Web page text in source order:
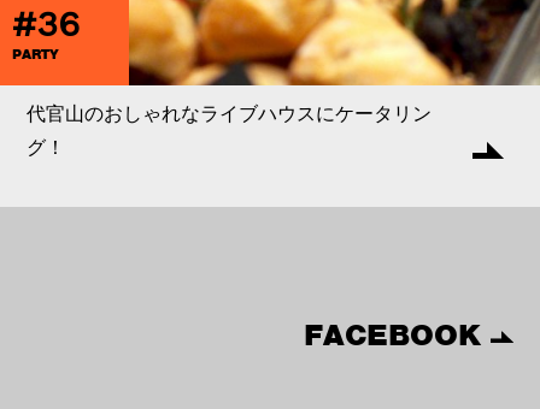
#36
PARTY
代官山のおしゃれなライブハウスにケータリン
グ！
FACEBOOK